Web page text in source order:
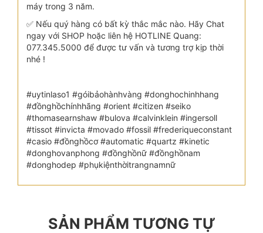
máy trong 3 năm.
✅ Nếu quý hàng có bất kỳ thắc mắc nào. Hãy Chat
ngay với SHOP hoặc liên hệ HOTLINE Quang:
077.345.5000 để được tư vấn và tương trợ kịp thời
nhé !
#uytinlaso1 #góibảohànhvàng #donghochinhhang
#đồnghồchínhhãng #orient #citizen #seiko
#thomasearnshaw #bulova #calvinklein #ingersoll
#tissot #invicta #movado #fossil #frederiqueconstant
#casio #đồnghồcơ #automatic #quartz #kinetic
#donghovanphong #đồnghồnữ #đồnghồnam
#donghodep #phụkiệnthờitrangnamnữ
SẢN PHẨM TƯƠNG TỰ